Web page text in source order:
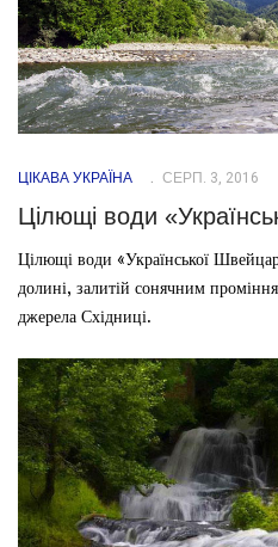
ЦІКАВА УКРАЇНА СЕРП. 3, 2016
Цілющі води
Цілющі води «Української
долині, залитій сонячним
джерела Східниці.